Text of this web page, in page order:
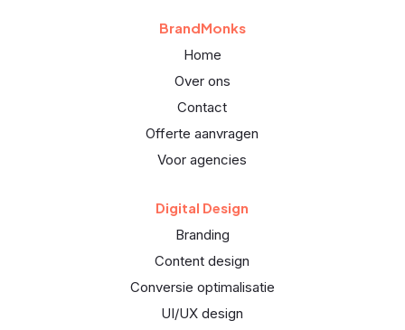
BrandMonks
Home
Over ons
Contact
Offerte aanvragen
Voor agencies
Digital Design
Branding
Content design
Conversie optimalisatie
UI/UX design